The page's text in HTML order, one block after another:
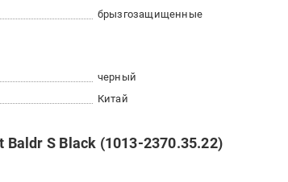
брызгозащищенные
черный
Китай
S Black (1013-2370.35.22)